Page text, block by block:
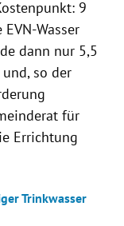
9
Wasser
dann nur 5,5
so der
für
Errichtung
Trinkwasser